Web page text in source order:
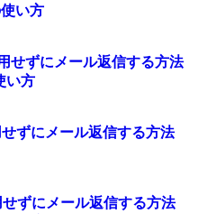
い方
せずにメール返信する方法
い方
ずにメール返信する方法
ずにメール返信する方法